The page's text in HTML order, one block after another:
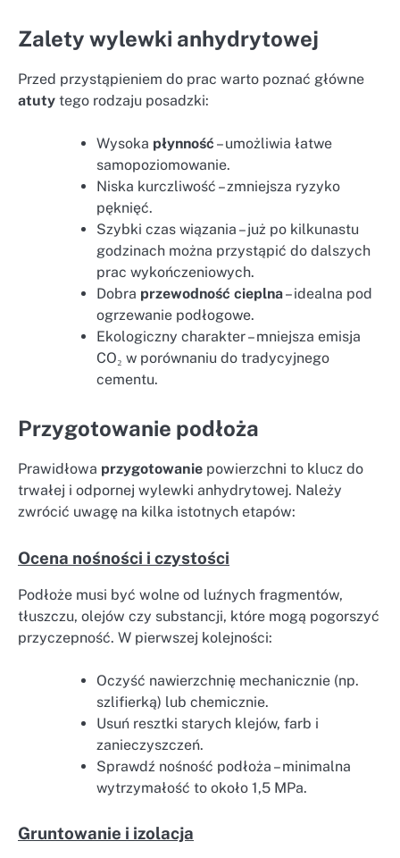
Zalety wylewki anhydrytowej
Przed przystąpieniem do prac warto poznać główne
atuty tego rodzaju posadzki:
Wysoka płynność – umożliwia łatwe
samopoziomowanie.
Niska kurczliwość – zmniejsza ryzyko
pęknięć.
Szybki czas wiązania – już po kilkunastu
godzinach można przystąpić do dalszych
prac wykończeniowych.
Dobra przewodność cieplna– idealna pod
ogrzewanie podłogowe.
Ekologiczny charakter – mniejsza emisja
CO₂ w porównaniu do tradycyjnego
cementu.
Przygotowanie podłoża
Prawidłowa przygotowanie powierzchni to klucz do
trwałej i odpornej wylewki anhydrytowej. Należy
zwrócić uwagę na kilka istotnych etapów:
Ocena nośności i czystości
Podłoże musi być wolne od luźnych fragmentów,
tłuszczu, olejów czy substancji, które mogą pogorszyć
przyczepność. W pierwszej kolejności:
Oczyść nawierzchnię mechanicznie (np.
szlifierką) lub chemicznie.
Usuń resztki starych klejów, farb i
zanieczyszczeń.
Sprawdź nośność podłoża – minimalna
wytrzymałość to około 1,5 MPa.
Gruntowanie i izolacja